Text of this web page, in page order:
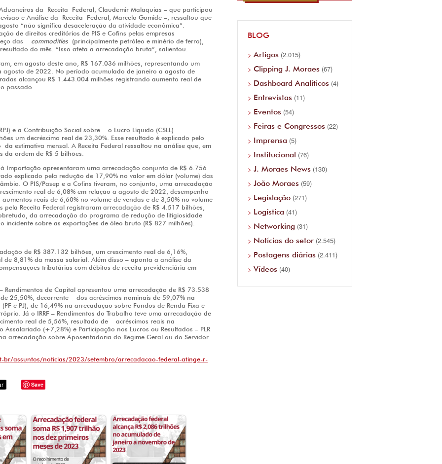
da Receita Federal, Claudemir Malaquias – que participou
e Análise da Receita Federal, Marcelo Gomide –, ressaltou que
“não significa desaceleração da atividade econômica”.
de direitos creditórios de PIS e Cofins pelas empresas
das commodities (principalmente petróleo e minério de ferro),
do mês. “Isso afeta a arrecadação bruta”, salientou.
em agosto deste ano, R$ 167.036 milhões, representando um
agosto de 2022. No período acumulado de janeiro a agosto de
alcançou R$ 1.443.004 milhões registrando aumento real de
passado.
e a Contribuição Social sobre o Lucro Líquido (CSLL)
um decréscimo real de 23,30%. Esse resultado é explicado pelo
da estimativa mensal. A Receita Federal ressaltou na análise que, em
da ordem de R$ 5 bilhões.
Importação apresentaram uma arrecadação conjunta de R$ 6.756
explicado pela redução de 17,90% no valor em dólar (volume) das
O PIS/Pasep e a Cofins tiveram, no conjunto, uma arrecadação
real de 6,08% em relação a agosto de 2022, desempenho
reais de 6,60% no volume de vendas e de 3,50% no volume
pela Receita Federal registraram arrecadação de R$ 4.517 bilhões,
da arrecadação do programa de redução de litigiosidade
incidente sobre as exportações de óleo bruto (R$ 827 milhões).
de R$ 387.132 bilhões, um crescimento real de 6,16%,
de 8,81% da massa salarial. Além disso – aponta a análise da
tributárias com débitos de receita previdenciária em
Rendimentos de Capital apresentou uma arrecadação de R$ 73.538
25,50%, decorrente dos acréscimos nominais de 59,07% na
e PJ), de 16,49% na arrecadação sobre Fundos de Renda Fixa e
Já o IRRF – Rendimentos do Trabalho teve uma arrecadação de
real de 5,56%, resultado de acréscimos reais na
(+7,28%) e Participação nos Lucros ou Resultados – PLR
arrecadação sobre Aposentadoria do Regime Geral ou do Servidor
br/assuntos/noticias/2023/setembro/arrecadacao-federal-atinge-r-
Save
BLOG
Artigos (2.015)
Clipping J. Moraes (67)
Dashboard Analíticos (4)
Entrevistas (11)
Eventos (54)
Feiras e Congressos (22)
Imprensa (5)
Institucional (76)
J. Moraes News (130)
João Moraes (59)
Legislação (271)
Logística (41)
Networking (31)
Notícias do setor (2.545)
Postagens diárias (2.411)
Vídeos (40)